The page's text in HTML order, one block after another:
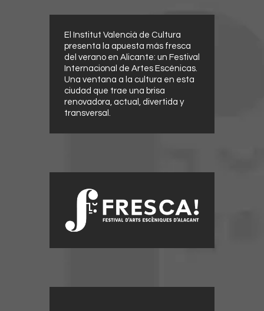
El Institut Valencià de Cultura
presenta la apuesta más fresca
del verano en Alicante: un Festival
Internacional de Artes Escénicas.
Una ventana a la cultura en esta
ciudad que trae una brisa
renovadora, actual, divertida y
transversal.